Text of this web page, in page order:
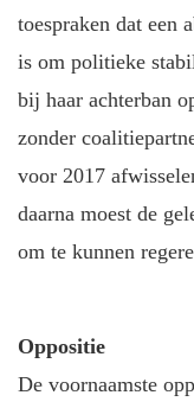
toespraken dat een
is om politieke
bij haar achterban
zonder
voor 2017
daarna moest de
om te kunnen
Oppositie
De voornaamste